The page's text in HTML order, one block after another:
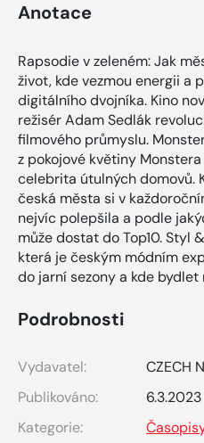
Anotace
Rapsodie v zeleném: Jak
život, kde vezmou energii a
digitálního dvojníka. Kino
režisér Adam Sedlák
filmového průmyslu.
z pokojové květiny
celebrita útulných domovů.
česká města si v
nejvíc polepšila a podle
může dostat do Top10. Styl
která je českým módním
do jarní sezony a kde bydlet
Podrobnosti
Vydavatel:
CZECH
Publikováno:
6.3.2023
Kategorie: